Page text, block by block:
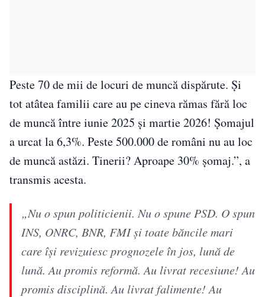
Peste 70 de mii de locuri de muncă dispărute. Și
tot atâtea familii care au pe cineva rămas fără loc
de muncă între iunie 2025 și martie 2026! Șomajul
a urcat la 6,3%. Peste 500.000 de români nu au loc
de muncă astăzi. Tinerii? Aproape 30% șomaj.”, a
transmis acesta.
„Nu o spun politicienii. Nu o spune PSD. O spun
INS, ONRC, BNR, FMI și toate băncile mari
care își revizuiesc prognozele în jos, lună de
lună. Au promis reformă. Au livrat recesiune! Au
promis disciplină. Au livrat falimente! Au